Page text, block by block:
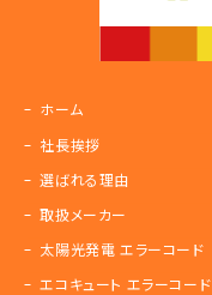
ホーム
社長挨拶
選ばれる理由
取扱メーカー
太陽光発電 エラーコード
エコキュート エラーコード